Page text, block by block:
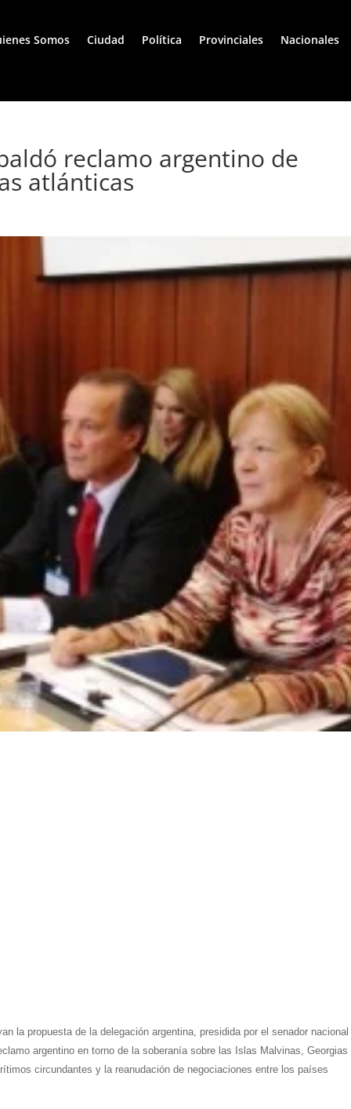
Somos Ciudad Política Provinciales Nacionales
reclamo argentino de
atlánticas
la propuesta de la delegación argentina, presidida por el senador nacional
argentino en torno de la soberanía sobre las Islas Malvinas, Georgias
circundantes y la reanudación de negociaciones entre los países